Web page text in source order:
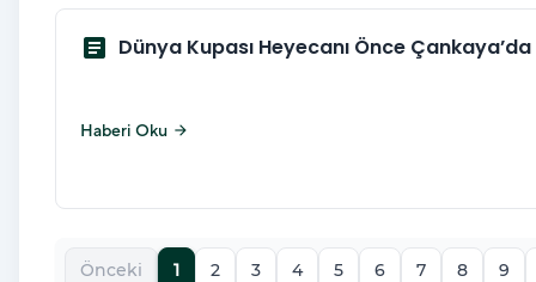
article Dünya Kupası Heyecanı Önce Çankaya’da
Haberi Oku arrow_forward
Önceki 1 2 3 4 5 6 7 8 9